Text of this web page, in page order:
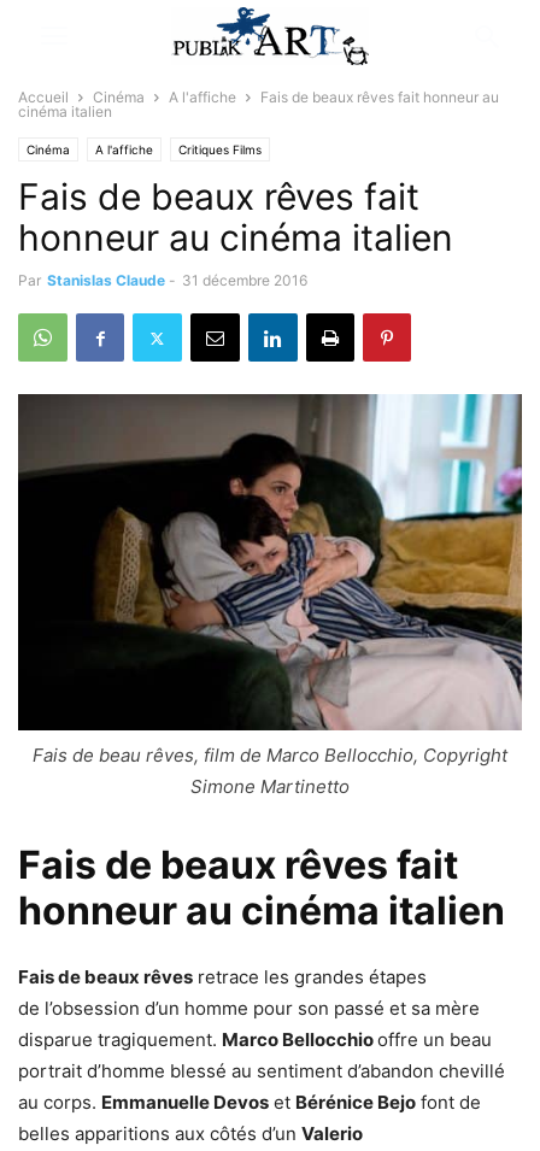
Accueil Cinéma A l'affiche
Fais de beaux rêves fait honneur au
cinéma italien
Cinéma A l'affiche Critiques Films
Fais de beaux rêves fait
honneur au cinéma italien
Par Stanislas Claude - 31 décembre 2016
Fais de beau rêves, film de Marco Bellocchio, Copyright
Simone Martinetto
Fais de beaux rêves fait
honneur au cinéma italien
Fais de beaux rêves retrace les grandes étapes
de l’obsession d’un homme pour son passé et sa mère
disparue tragiquement. Marco Bellocchiooffre un beau
portrait d’homme blessé au sentiment d’abandon chevillé
au corps. Emmanuelle Devos et Bérénice Bejo font de
belles apparitions aux côtés d’un Valerio